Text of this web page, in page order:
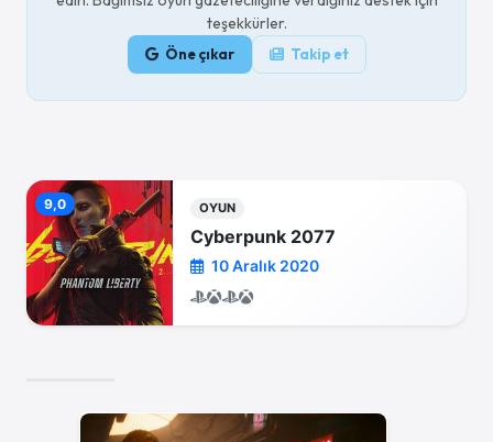
teşekkürler.
Öne çıkar Takip et
9,0 OYUN
Cyberpunk 2077
10 Aralık 2020